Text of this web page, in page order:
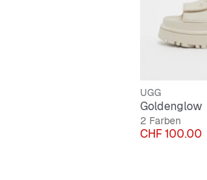
UGG
Goldenglow
2 Farben
Preis
CHF 100.00